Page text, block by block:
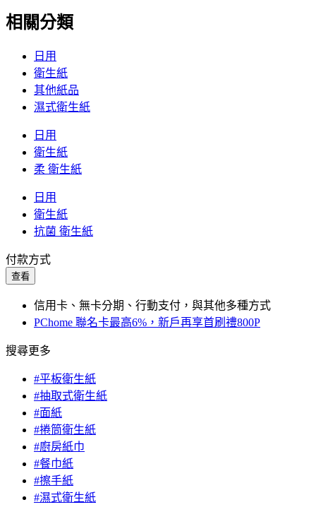
相關分類
日用
衛生紙
其他紙品
濕式衛生紙
日用
衛生紙
柔 衛生紙
日用
衛生紙
抗菌 衛生紙
付款方式
查看
信用卡、無卡分期、行動支付，與其他多種方式
PChome 聯名卡最高6%，新戶再享首刷禮800P
搜尋更多
#平板衛生紙
#抽取式衛生紙
#面紙
#捲筒衛生紙
#廚房紙巾
#餐巾紙
#擦手紙
#濕式衛生紙